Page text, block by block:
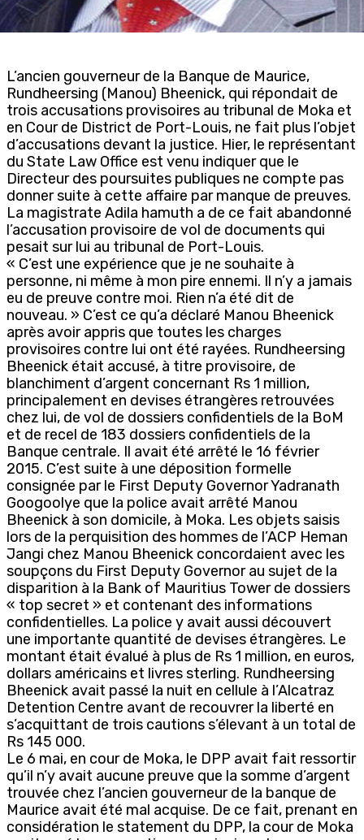
L’ancien gouverneur de la Banque de Maurice,
Rundheersing (Manou) Bheenick, qui répondait de
trois accusations provisoires au tribunal de Moka et
en Cour de District de Port-Louis, ne fait plus l’objet
d’accusations devant la justice. Hier, le représentant
du State Law Office est venu indiquer que le
Directeur des poursuites publiques ne compte pas
donner suite à cette affaire par manque de preuves.
La magistrate Adila hamuth a de ce fait abandonné
l’accusation provisoire de vol de documents qui
pesait sur lui au tribunal de Port-Louis.
« C’est une expérience que je ne souhaite à
personne, ni même à mon pire ennemi. Il n’y a jamais
eu de preuve contre moi. Rien n’a été dit de
nouveau. » C’est ce qu’a déclaré Manou Bheenick
après avoir appris que toutes les charges
provisoires contre lui ont été rayées. Rundheersing
Bheenick était accusé, à titre provisoire, de
blanchiment d’argent concernant Rs 1 million,
principalement en devises étrangères retrouvées
chez lui, de vol de dossiers confidentiels de la BoM
et de recel de 183 dossiers confidentiels de la
Banque centrale. Il avait été arrêté le 16 février
2015. C’est suite à une déposition formelle
consignée par le First Deputy Governor Yadranath
Googoolye que la police avait arrêté Manou
Bheenick à son domicile, à Moka. Les objets saisis
lors de la perquisition des hommes de l’ACP Heman
Jangi chez Manou Bheenick concordaient avec les
soupçons du First Deputy Governor au sujet de la
disparition à la Bank of Mauritius Tower de dossiers
« top secret » et contenant des informations
confidentielles. La police y avait aussi découvert
une importante quantité de devises étrangères. Le
montant était évalué à plus de Rs 1 million, en euros,
dollars américains et livres sterling. Rundheersing
Bheenick avait passé la nuit en cellule à l’Alcatraz
Detention Centre avant de recouvrer la liberté en
s’acquittant de trois cautions s’élevant à un total de
Rs 145 000.
Le 6 mai, en cour de Moka, le DPP avait fait ressortir
qu’il n’y avait aucune preuve que la somme d’argent
trouvée chez l’ancien gouverneur de la banque de
Maurice avait été mal acquise. De ce fait, prenant en
considération le statement du DPP, la cour de Moka